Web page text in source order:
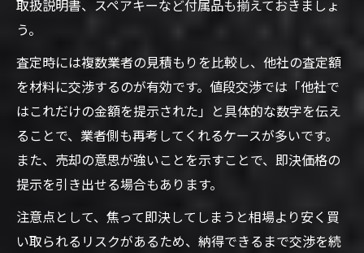
取扱説明書、スペアキーなど付属品も揃えておきましょ
う。
査定時には複数業者の見積もりを比較し、他社の査定額
を材料に交渉するのが有効です。値段交渉では「他社で
はこれだけの金額を提示された」と具体的な数字を伝え
ることで、業者側も再考してくれるケースが多いです。
また、売却の意思が強いことを示すことで、即決価格の
提示を引き出せる場合もあります。
注意点として、焦って即決してしまうと相場より安く買
い取られるリスクがあるため、納得できるまで交渉を続